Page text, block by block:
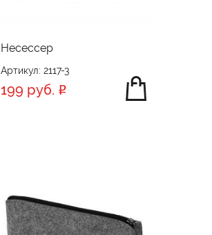
Несессер
Артикул: 2117-3
199 руб.